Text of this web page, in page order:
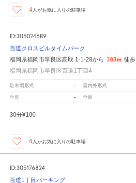
4 人がお気に入りの駐車場
ID:305024589
百道クロスビルタイムパーク
福岡県福岡市早良区高取 1-1-28から 283m 徒歩
福岡県福岡市早良区百道1丁目4
駐車場形式 - 屋内外形式
全長 - 全幅
30分¥100
6 人がお気に入りの駐車場
ID:305176824
百道1丁目パーキング